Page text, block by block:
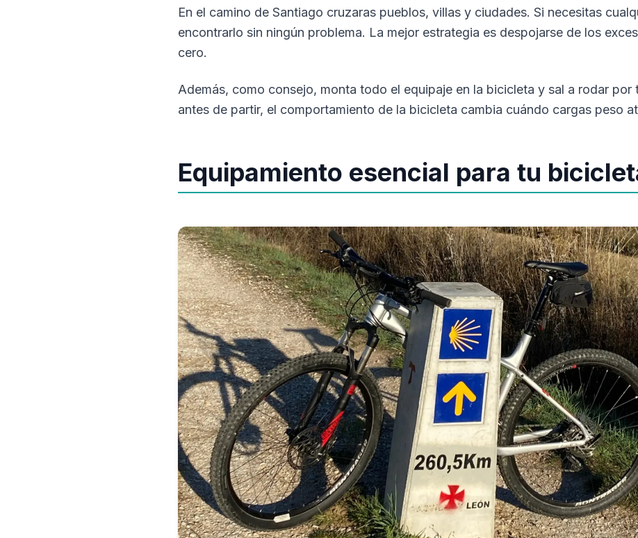
En el camino de Santiago cruzaras pueblos, villas y ciudades. Si necesitas
encontrarlo sin ningún problema. La mejor estrategia es despojarse de los
cero.
Además, como consejo, monta todo el equipaje en la bicicleta y sal a rodar por
antes de partir, el comportamiento de la bicicleta cambia cuándo cargas peso
Equipamiento esencial para tu